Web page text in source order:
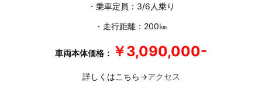
・乗車定員：3/6人乗り
・走行距離：200㎞
車両本体価格： ￥3,090,000-
詳しくはこちら→アクセス